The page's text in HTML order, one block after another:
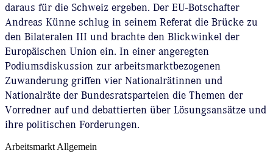
daraus für die Schweiz ergeben. Der EU-Botschafter
Andreas Künne schlug in seinem Referat die Brücke zu
den Bilateralen III und brachte den Blickwinkel der
Europäischen Union ein. In einer angeregten
Podiumsdiskussion zur arbeitsmarktbezogenen
Zuwanderung griffen vier Nationalrätinnen und
Nationalräte der Bundesratsparteien die Themen der
Vorredner auf und debattierten über Lösungsansätze und
ihre politischen Forderungen.
Arbeitsmarkt Allgemein